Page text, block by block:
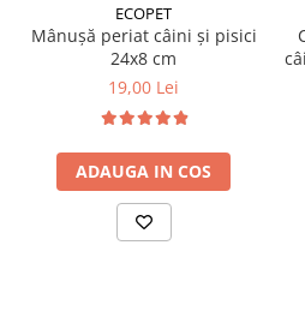
ECOPET
Mânușă periat câini și pisici
24x8 cm
19,00 Lei
ADAUGA IN COS